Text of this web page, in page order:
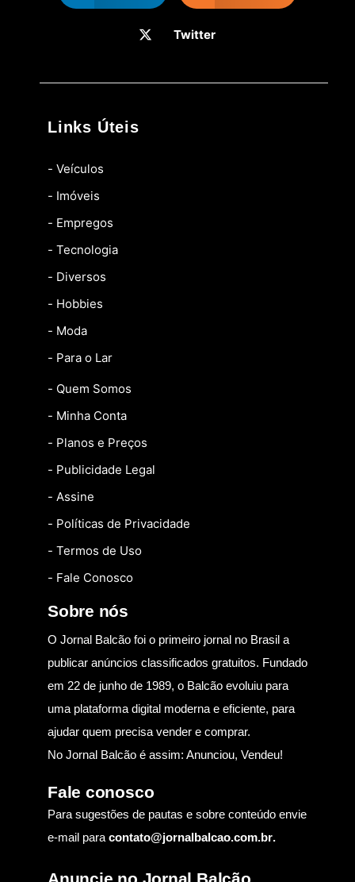
Twitter
Links Úteis
- Veículos
- Imóveis
- Empregos
- Tecnologia
- Diversos
- Hobbies
- Moda
- Para o Lar
- Quem Somos
- Minha Conta
- Planos e Preços
- Publicidade Legal
- Assine
- Políticas de Privacidade
- Termos de Uso
- Fale Conosco
Sobre nós
O Jornal Balcão foi o primeiro jornal no Brasil a
publicar anúncios classificados gratuitos. Fundado
em 22 de junho de 1989, o Balcão evoluiu para
uma plataforma digital moderna e eficiente, para
ajudar quem precisa vender e comprar.
No Jornal Balcão é assim: Anunciou, Vendeu!
Fale conosco
Para sugestões de pautas e sobre conteúdo envie
e-mail para contato@jornalbalcao.com.br.